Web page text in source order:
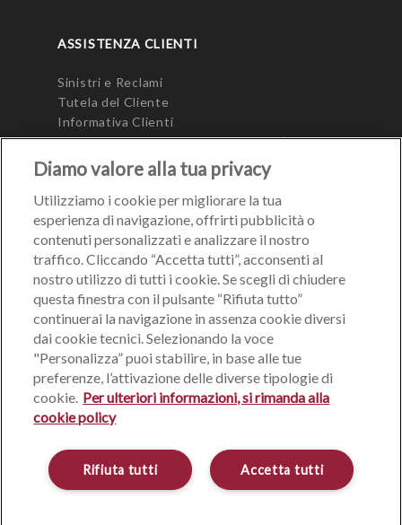
ASSISTENZA CLIENTI
Sinistri e Reclami
Tutela del Cliente
Informativa Clienti
Modulo Unico Precontrattuale (MUP)
Lavora con noi
Sito di Gruppo
Dati legali società di PIB Group Italia
Privacy Policy
Cookie Policy
Mappa del sito
Diamo valore alla tua privacy
Utilizziamo i cookie per migliorare la tua
esperienza di navigazione, offrirti pubblicità o
contenuti personalizzati e analizzare il nostro
traffico. Cliccando “Accetta tutti”, acconsenti al
nostro utilizzo di tutti i cookie. Se scegli di chiudere
questa finestra con il pulsante “Rifiuta tutto”
continuerai la navigazione in assenza cookie diversi
dai cookie tecnici. Selezionando la voce
"Personalizza” puoi stabilire, in base alle tue
preferenze, l’attivazione delle diverse tipologie di
cookie. Per ulteriori informazioni, si rimanda alla
cookie policy
Accetta tutti
Rifiuta tutti